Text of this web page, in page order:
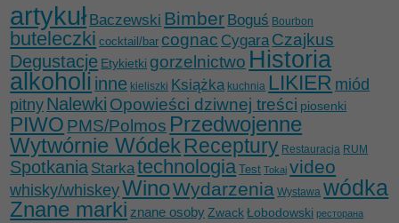
artykułBaczewski Bimber Boguś Bourbon
buteleczki cocktail/bar cognac CygaraCzajkus
Degustacje Etykietki gorzelnictwo Historia
alkoholi inne kieliszki Książka kuchnia LIKIER miód
pitny Nalewki Opowieści dziwnej treści piosenki
PIWO PMS/Polmos Przedwojenne
Wytwórnie WódekReceptury Restauracja RUM
Spotkania Starkatechnologia Test Tokaj video
whisky/whiskeyWinoWydarzenia Wystawa wódka
Znane marki znane osoby Zwack Łobodowski ресторана